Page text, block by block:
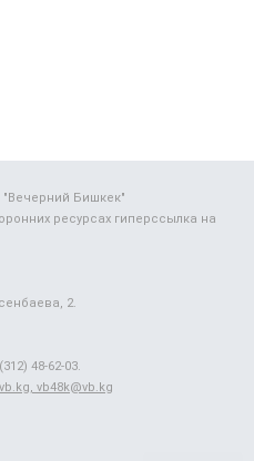
Бишкек"
ресурсах гиперссылка на
2.
48-62-03.
vb48k@vb.kg